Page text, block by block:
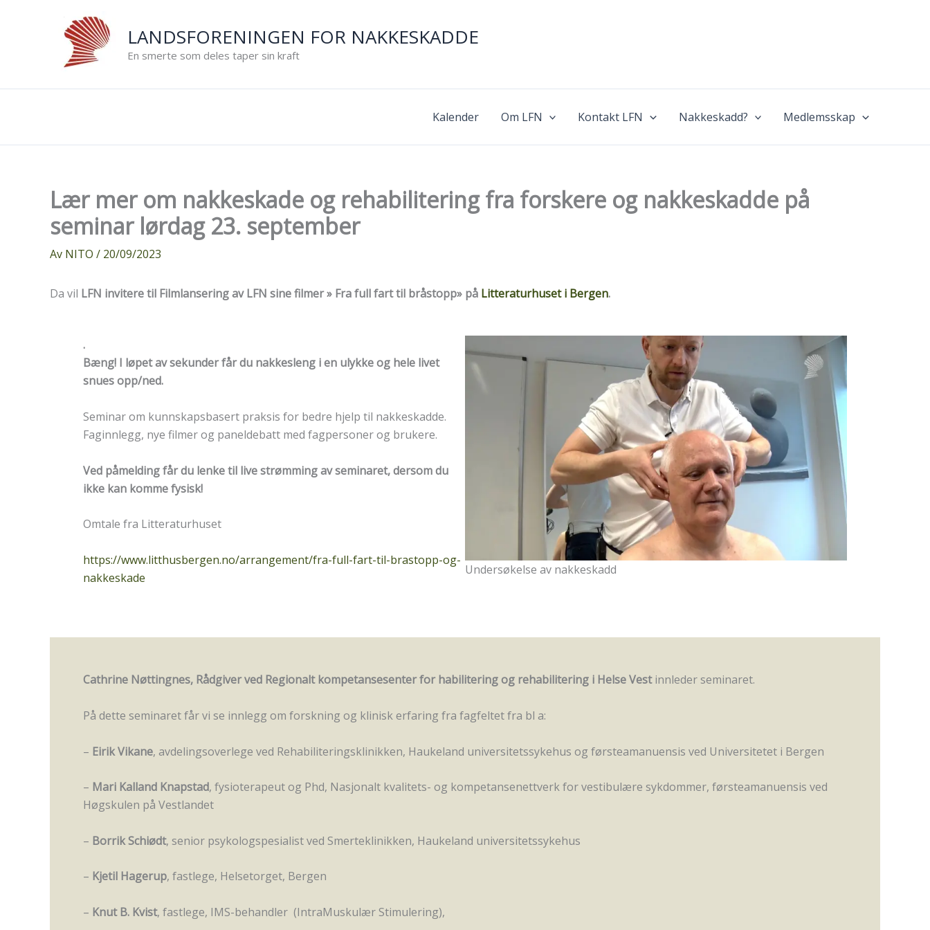
LANDSFORENINGEN FOR NAKKESKADDE
En smerte som deles taper sin kraft
Kalender Om LFN Kontakt LFN Nakkeskadd? Medlemsskap
Lær mer om nakkeskade og rehabilitering fra forskere og nakkeskadde på
seminar lørdag 23. september
Av NITO / 20/09/2023
Da vil LFN invitere til Filmlansering av LFN sine filmer » Fra full fart til bråstopp» på Litteraturhuset i Bergen.
.
Bæng! I løpet av sekunder får du nakkesleng i en ulykke og hele livet
snues opp/ned.
Seminar om kunnskapsbasert praksis for bedre hjelp til nakkeskadde.
Faginnlegg, nye filmer og paneldebatt med fagpersoner og brukere.
Ved påmelding får du lenke til live strømming av seminaret, dersom du
ikke kan komme fysisk!
Omtale fra Litteraturhuset
https://www.litthusbergen.no/arrangement/fra-full-fart-til-brastopp-og-
nakkeskade
Undersøkelse av nakkeskadd
Cathrine Nøttingnes, Rådgiver ved Regionalt kompetansesenter for habilitering og rehabilitering i Helse Vestinnleder seminaret.
På dette seminaret får vi se innlegg om forskning og klinisk erfaring fra fagfeltet fra bl a:
– Eirik Vikane, avdelingsoverlege ved Rehabiliteringsklinikken, Haukeland universitetssykehus og førsteamanuensis ved Universitetet i Bergen
– Mari Kalland Knapstad, fysioterapeut og Phd, Nasjonalt kvalitets- og kompetansenettverk for vestibulære sykdommer, førsteamanuensis ved
Høgskulen på Vestlandet
– Borrik Schiødt, senior psykologspesialist ved Smerteklinikken, Haukeland universitetssykehus
– Kjetil Hagerup, fastlege, Helsetorget, Bergen
– Knut B. Kvist, fastlege, IMS-behandler (IntraMuskulær Stimulering),